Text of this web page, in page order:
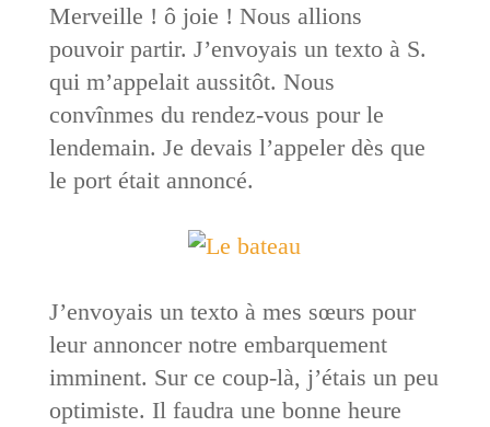
Merveille ! ô joie ! Nous allions
pouvoir partir. J’envoyais un texto à S.
qui m’appelait aussitôt. Nous
convînmes du rendez-vous pour le
lendemain. Je devais l’appeler dès que
le port était annoncé.
J’envoyais un texto à mes sœurs pour
leur annoncer notre embarquement
imminent. Sur ce coup-là, j’étais un peu
optimiste. Il faudra une bonne heure